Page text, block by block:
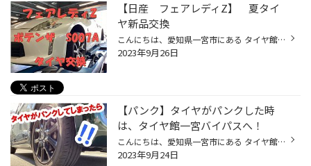
【日産 フェアレディZ】 夏タイ
ヤ新品交換
こんにちは、愛知県一宮市にある タイヤ館一宮バイパス店です。 一宮市内だけでなく、 江南市・北名古屋市・岩倉市・羽島市などからも ご来店いただきまして、ありがとうございます！ 【タイヤ館一宮アクセスMAP】↓ https://www.taiyakan.co.jp/shop/ichinomiya-b/about/access/ 本日の作業ご紹介で...
2023年9月26日
【パンク】タイヤがパンクした時
は、タイヤ館一宮バイパスへ！
こんにちは、愛知県一宮市にある タイヤ館一宮バイパス店です。 一宮市内だけでなく、 江南市・北名古屋市・岩倉市・羽島市などからも ご来店いただきまして、ありがとうございます！ 【タイヤ館一宮アクセスMAP】↓ https://www.taiyakan.co.jp/shop/ichinomiya-b/about/access/ 今回は【タイヤのパ...
2023年9月24日